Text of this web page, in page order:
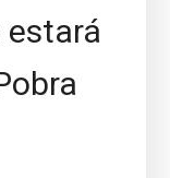
estará